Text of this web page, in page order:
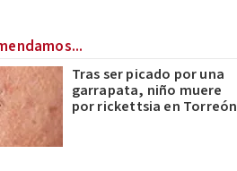
Tras ser picado por una
garrapata, niño muere
por rickettsia en Torreón